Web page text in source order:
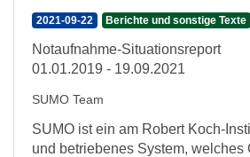
2021-09-22 Berichte und sonstige Texte
Notaufnahme-Situationsreport
01.01.2019 - 19.09.2021
SUMO Team
SUMO ist ein am Robert Koch-
und betriebenes System, welches